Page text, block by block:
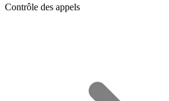
Contrôle des appels